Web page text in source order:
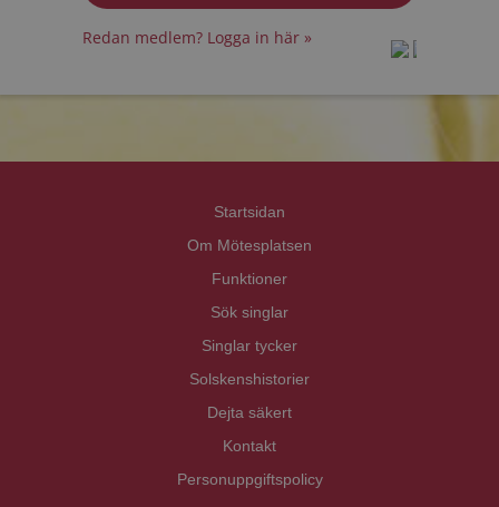
Redan medlem? Logga in här »
Startsidan
Om Mötesplatsen
Funktioner
Sök singlar
Singlar tycker
Solskenshistorier
Dejta säkert
Kontakt
Personuppgiftspolicy